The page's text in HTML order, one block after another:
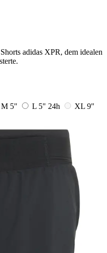
adidas XPR, dem idealen
M 5" L 5" 24h
XL 9"